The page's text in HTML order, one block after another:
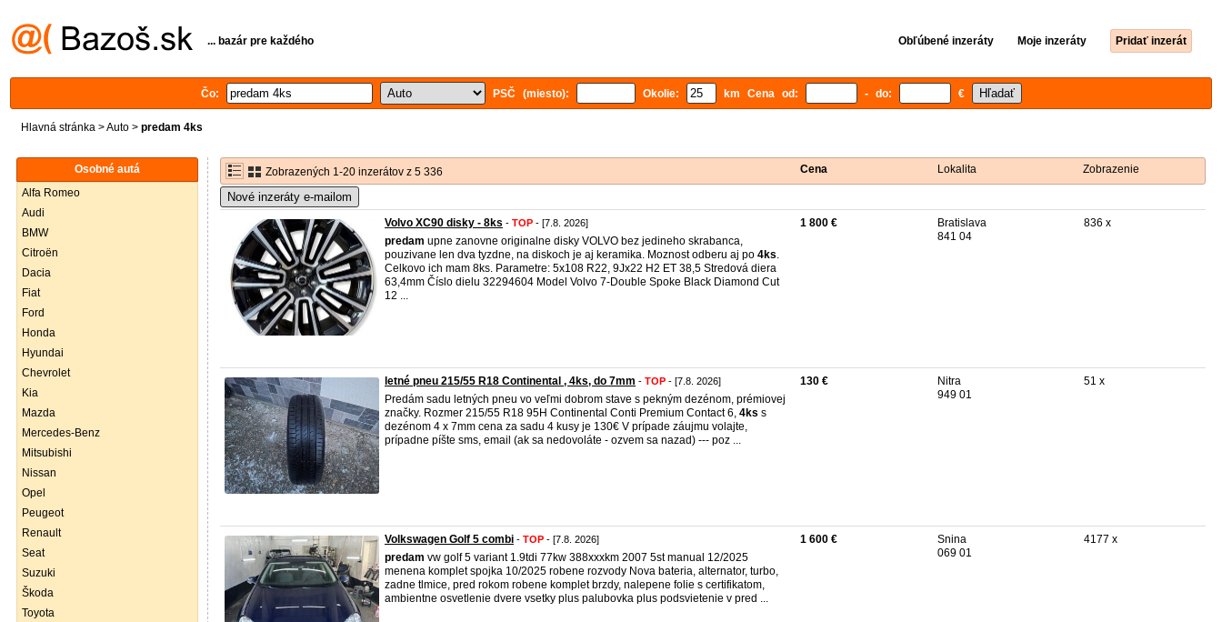
... bazár pre každého Obľúbené inzeráty Moje inzeráty Pridať inzerát
Čo: PSČ (miesto): Okolie: km Cena od: - do: €
Hlavná stránka >Auto > predam 4ks
Osobné autá
Alfa Romeo
Audi
BMW
Citroën
Dacia
Fiat
Ford
Honda
Hyundai
Chevrolet
Kia
Mazda
Mercedes-Benz
Mitsubishi
Nissan
Opel
Peugeot
Renault
Seat
Suzuki
Škoda
Toyota
Zobrazených 1-20 inzerátov z 5 336 Cena Lokalita Zobrazenie
Nové inzeráty e-mailom
Volvo XC90 disky - 8ks - TOP - [7.8. 2026]
predam upne zanovne originalne disky VOLVO bez jedineho skrabanca,
pouzivane len dva tyzdne, na diskoch je aj keramika. Moznost odberu aj po 4ks.
Celkovo ich mam 8ks. Parametre: 5x108 R22, 9Jx22 H2 ET 38,5 Stredová diera
63,4mm Číslo dielu 32294604 Model Volvo 7-Double Spoke Black Diamond Cut
12 ...
1 800 €
Bratislava
841 04
836 x
letné pneu 215/55 R18 Continental , 4ks, do 7mm - TOP - [7.8. 2026]
Predám sadu letných pneu vo veľmi dobrom stave s pekným dezénom, prémiovej
značky. Rozmer 215/55 R18 95H Continental Conti Premium Contact 6, 4ks s
dezénom 4 x 7mm cena za sadu 4 kusy je 130€ V prípade záujmu volajte,
prípadne píšte sms, email (ak sa nedovoláte - ozvem sa nazad) --- poz ...
130 €
Nitra
949 01
51 x
Volkswagen Golf 5 combi - TOP - [7.8. 2026]
predam vw golf 5 variant 1.9tdi 77kw 388xxxkm 2007 5st manual 12/2025
menena komplet spojka 10/2025 robene rozvody Nova bateria, alternator, turbo,
zadne tlmice, pred rokom robene komplet brzdy, nalepene folie s certifikatom,
ambientne osvetlenie dvere vsetky plus palubovka plus podsvietenie v pred ...
1 600 €
Snina
069 01
4177 x